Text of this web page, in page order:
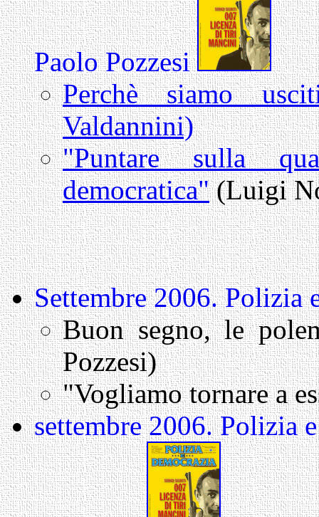
Paolo Pozzesi
Perchè siamo
Valdannini)
"Puntare sulla
democratica"(Luigi
Settembre 2006. Polizia
Buon segno, le
Pozzesi)
"Vogliamo tornare a
settembre 2006. Polizia